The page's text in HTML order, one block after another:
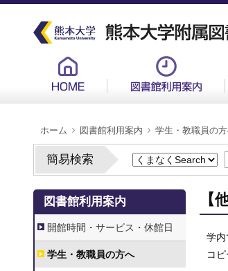
パ
ン
く
ず
ホーム 図書館利用案内 学生・教職員の
簡易検索
【
学内
コ
2.
書
館
利
用
案
図書館利用案内
開館時間・サービス・休館日
学生・教職員の方へ